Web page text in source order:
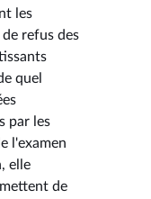
les
refus des
quel
par les
l'examen
elle
de